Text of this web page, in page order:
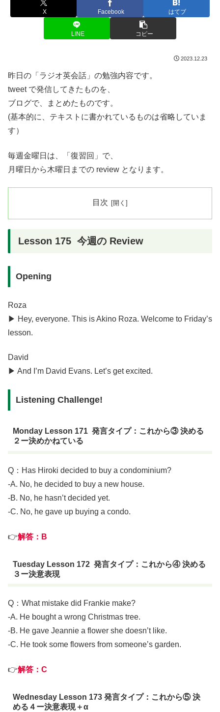
X Facebook はてブ
LINE コピー
2023.12.23
昨日の「ラジオ英会話」の勉強内容です。
tweet で発信してきたものを、
ブログで、まとめたものです。
(基本的に、テキストに書かれているものは省略していま
す）
毎週金曜日は、「復習回」で、
月曜日から木曜日までの review となります。
目次
Lesson 175 今週の Review
Opening
Roza
▶︎ Hey, everyone. This is Akino Roza. Welcome to Friday’s
lesson.
David
▶︎ And I’m David Evans. Let’s get excited.
Listening Challenge!
Monday Lesson 171 発言タイプ：これから③ 決める
２ー決めかねている
Q：Has Hiroki decided to buy a condominium?
-A. No, he decided to buy a new house.
-B. No, he hasn’t decided yet.
-C. No, he gave up buying a condo.
👉解答：B
Tuesday Lesson 172 発言タイプ：これから④ 決める
３ー決意表現
Q：What mistake did Frankie make?
-A. He bought a wrong Christmas tree.
-B. He gave Jeannie a flower she doesn’t like.
-C. He took some flowers from someone’s garden.
👉解答：C
Wednesday Lesson 173 発言タイプ：これから⑤ 決
める４ー決意表現＋α